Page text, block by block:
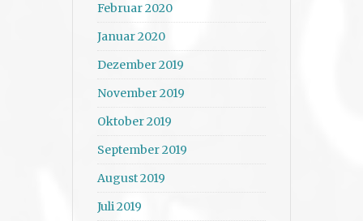
Februar 2020
Januar 2020
Dezember 2019
November 2019
Oktober 2019
September 2019
August 2019
Juli 2019